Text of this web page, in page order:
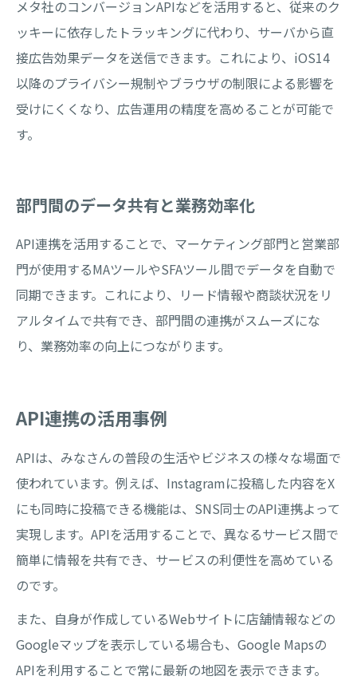
メタ社のコンバージョンAPIなどを活用すると、従来のク
ッキーに依存したトラッキングに代わり、サーバから直
接広告効果データを送信できます。これにより、iOS14
以降のプライバシー規制やブラウザの制限による影響を
受けにくくなり、広告運用の精度を高めることが可能で
す。
部門間のデータ共有と業務効率化
API連携を活用することで、マーケティング部門と営業部
門が使用するMAツールやSFAツール間でデータを自動で
同期できます。これにより、リード情報や商談状況をリ
アルタイムで共有でき、部門間の連携がスムーズにな
り、業務効率の向上につながります。
API連携の活用事例
APIは、みなさんの普段の生活やビジネスの様々な場面で
使われています。例えば、Instagramに投稿した内容をX
にも同時に投稿できる機能は、SNS同士のAPI連携よって
実現します。APIを活用することで、異なるサービス間で
簡単に情報を共有でき、サービスの利便性を高めている
のです。
また、自身が作成しているWebサイトに店舗情報などの
Googleマップを表示している場合も、Google Mapsの
APIを利用することで常に最新の地図を表示できます。